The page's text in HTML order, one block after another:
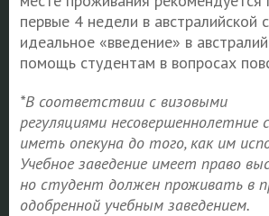
первые 4 недели в австралийской
идеальное «введение» в
помощь студентам в вопросах
*В соответствии с визовыми
регуляциями
иметь опекуна до того, как им
Учебное заведение имеет право
но студент должен проживать в
одобренной учебным заведением.